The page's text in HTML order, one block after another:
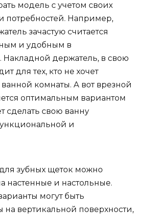
модель с учетом своих
потребностей. Например,
зачастую считается
и удобным в
Накладной держатель, в свою
для тех, кто не хочет
комнаты. А вот врезной
оптимальным вариантом
сделать свою ванну
и
зубных щеток можно
настенные и настольные.
могут быть
на вертикальной поверхности,